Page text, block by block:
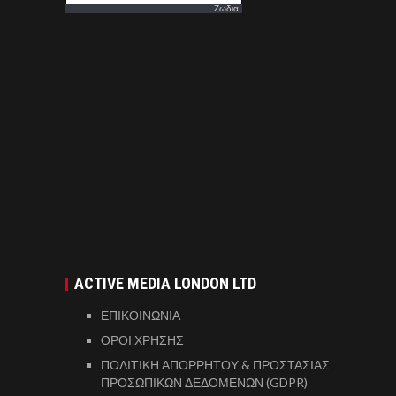
Ζωδια
ACTIVE MEDIA LONDON LTD
ΕΠΙΚΟΙΝΩΝΙΑ
ΟΡΟΙ ΧΡΗΣΗΣ
ΠΟΛΙΤΙΚΗ ΑΠΟΡΡΗΤΟΥ & ΠΡΟΣΤΑΣΙΑΣ
ΠΡΟΣΩΠΙΚΩΝ ΔΕΔΟΜΕΝΩΝ (GDPR)